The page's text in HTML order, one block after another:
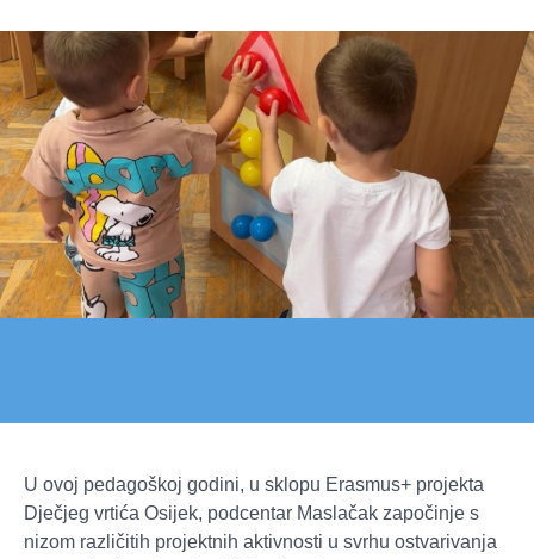
U ovoj pedagoškoj godini, u sklopu Erasmus+ projekta
Dječjeg vrtića Osijek, podcentar Maslačak započinje s
nizom različitih projektnih aktivnosti u svrhu ostvarivanja